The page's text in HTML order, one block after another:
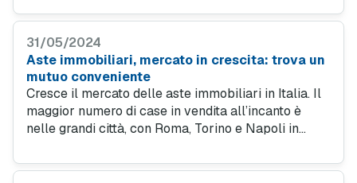
dell’asta.
31/05/2024
Aste immobiliari, mercato in crescita: trova un
mutuo conveniente
Cresce il mercato delle aste immobiliari in Italia. Il
maggior numero di case in vendita all’incanto è
nelle grandi città, con Roma, Torino e Napoli in
conveniente per comprare casa all’asta a maggio